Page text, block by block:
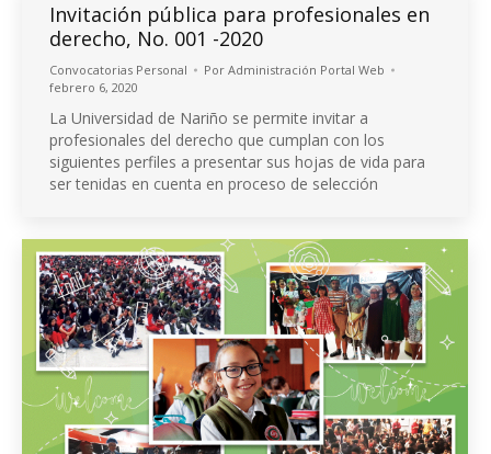
Invitación pública para profesionales en
derecho, No. 001 -2020
Convocatorias Personal Por Administración Portal Web
febrero 6, 2020
La Universidad de Nariño se permite invitar a
profesionales del derecho que cumplan con los
siguientes perfiles a presentar sus hojas de vida para
ser tenidas en cuenta en proceso de selección